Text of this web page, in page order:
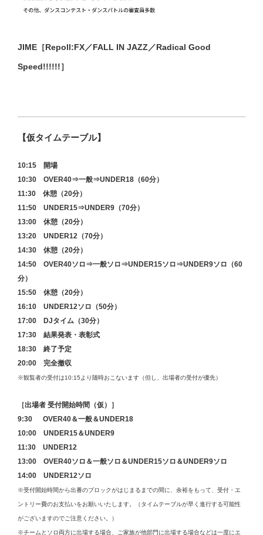
JIME［Repoll:FX／FALL IN JAZZ／Radical Good
Speed!!!!!!］
【仮タイムテーブル】
10:15 開場
10:30 OVER40⇒一般⇒UNDER18（60分）
11:30 休憩（20分）
11:50 UNDER15⇒UNDER9（70分）
13:00 休憩（20分）
13:20 UNDER12（70分）
14:30 休憩（20分）
14:50 OVER40ソロ⇒一般ソロ⇒UNDER15ソロ⇒UNDER9ソロ（60
分）
15:50 休憩（20分）
16:10 UNDER12ソロ（50分）
17:00 DJタイム（30分）
17:30 結果発表・表彰式
18:30 終了予定
20:00 完全撤収
※観覧者の受付は10:15より随時おこないます（但し、出場者の受付が優先）
［出場者 受付開始時間（仮）］
9:30 OVER40＆一般＆UNDER18
10:00 UNDER15＆UNDER9
11:30 UNDER12
13:00 OVER40ソロ＆一般ソロ＆UNDER15ソロ＆UNDER9ソロ
14:00 UNDER12ソロ
※受付開始時間から出番のブロックがはじまるまでの間に、余裕をもって、受付・エ
ントリー費のお支払いをお願いいたします。（タイムテーブルが早く進行する可能性
がございますのでご注意ください。）
※チームとソロ両方に出場する場合、ご家族が他部門に出場する場合などは一度にエ